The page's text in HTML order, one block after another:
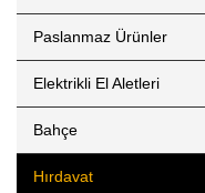
Paslanmaz Ürünler
Elektrikli El Aletleri
Bahçe
Hırdavat